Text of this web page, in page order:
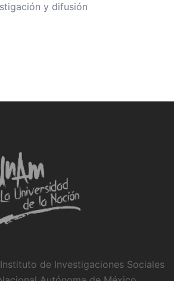
y difusión
de Investigaciones Sociales